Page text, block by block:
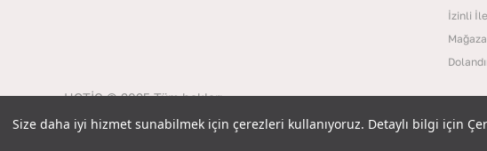
Size daha iyi hizmet sunabilmek için çerezleri kullanıyoruz. Detaylı bilgi için
Size daha iyi hizmet sunabilmek için çerezleri kullanıyoruz. Detaylı bilgi için
İzinli
HOTİÇ © 2025 Tüm hakları
saklıdır.